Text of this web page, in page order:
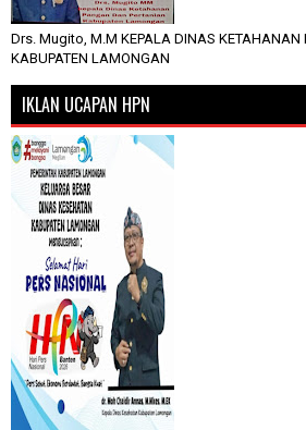
Drs. Mugito, M.M KEPALA DINAS KETAHANAN
KABUPATEN LAMONGAN
IKLAN UCAPAN HPN